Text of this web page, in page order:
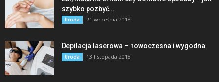
szybko pozbyć...
Uroda 21 września 2018
Depilacja laserowa – nowoczesna i wygodna
Uroda 13 listopada 2018